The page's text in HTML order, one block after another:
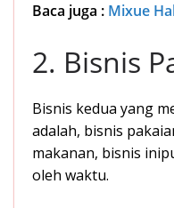
Baca juga : Mixue
2. Bisnis
Bisnis kedua yang
adalah, bisnis
makanan, bisnis
oleh waktu.